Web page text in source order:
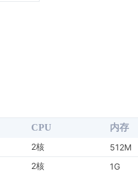
CPU 内存
2核
512M
2核
1G